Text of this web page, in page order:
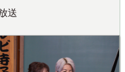
放送